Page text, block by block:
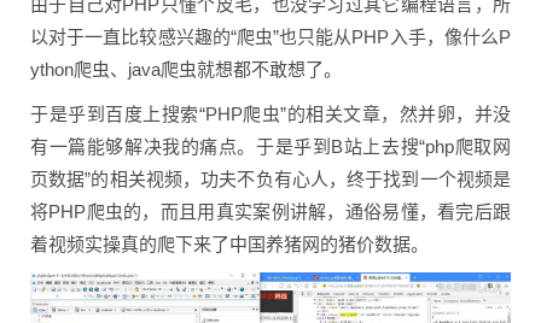
由于自己对PHP只懂个皮毛，也没学习过其它编程语言，所
以对于一直比较感兴趣的“爬虫”也只能从PHP入手，像什么P
ython爬虫、java爬虫就想都不敢想了。
于是乎到百度上搜索“PHP爬虫”的相关文章，然并卵，并没
有一篇能够解决我的痛点。于是乎到B站上去搜“php爬取网
页数据”的相关视频，功夫不负有心人，终于找到一个视频是
将PHP爬虫的，而且用真实案例讲解，通俗易懂，看完后跟
着视频实操真的爬下来了中国养猪网的猪价数据。